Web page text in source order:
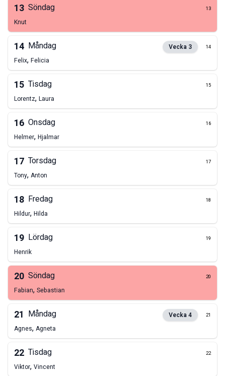
13 Söndag 13
Knut
14 Måndag Vecka 3 14
Felix, Felicia
15 Tisdag 15
Lorentz, Laura
16 Onsdag 16
Helmer, Hjalmar
17 Torsdag 17
Tony, Anton
18 Fredag 18
Hildur, Hilda
19 Lördag 19
Henrik
20 Söndag 20
Fabian, Sebastian
21 Måndag Vecka4 21
Agnes, Agneta
22 Tisdag 22
Viktor, Vincent